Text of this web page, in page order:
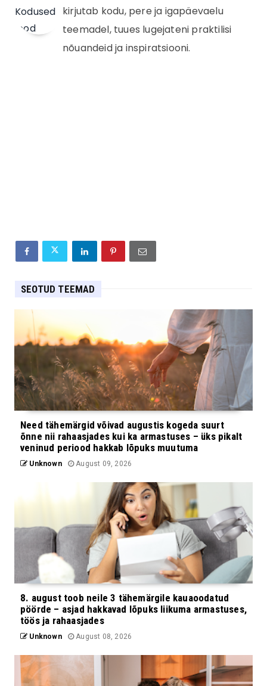
kirjutab kodu, pere ja igapäevaelu
teemadel, tuues lugejateni praktilisi
nõuandeid ja inspiratsiooni.
SEOTUD TEEMAD
Need tähemärgid võivad augustis kogeda suurt
õnne nii rahaasjades kui ka armastuses – üks pikalt
veninud periood hakkab lõpuks muutuma
Unknown August 09, 2026
8. august toob neile 3 tähemärgile kauaoodatud
pöörde – asjad hakkavad lõpuks liikuma armastuses,
töös ja rahaasjades
Unknown August 08, 2026